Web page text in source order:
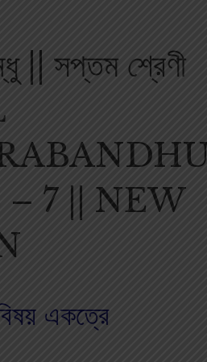
|| সপ্তম শ্রেণী
– 7 || NEW
একত্রে